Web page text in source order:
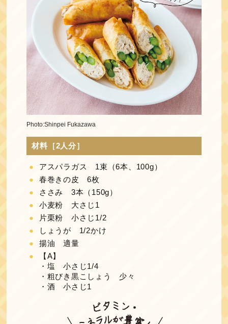
Photo:Shinpei Fukazawa
材料［2人分］
アスパラガス 1束（6本、100g）
春巻きの皮 6枚
ささみ 3本（150g）
小麦粉 大さじ1
片栗粉 小さじ1/2
しょうが 1/2かけ
揚油 適量
【A】
・塩 小さじ1/4
・粗びき黒こしょう 少々
・酒 小さじ1